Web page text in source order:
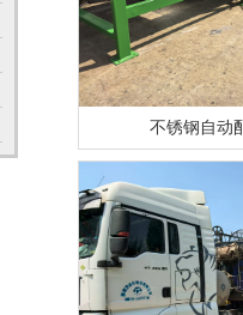
不锈钢自动